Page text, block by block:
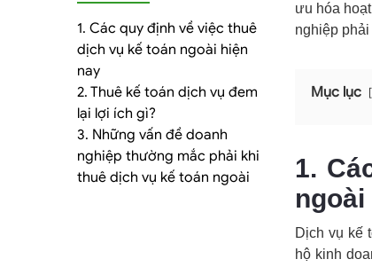
1. Các quy định về việc thuê
dịch vụ kế toán ngoài hiện
nay
2. Thuê kế toán dịch vụ đem
lại lợi ích gì?
3. Những vấn đề doanh
nghiệp thường mắc phải khi
thuê dịch vụ kế toán ngoài
ưu hóa
nghiệp
Mục lục
1.
Dịch vụ kế
hộ kinh